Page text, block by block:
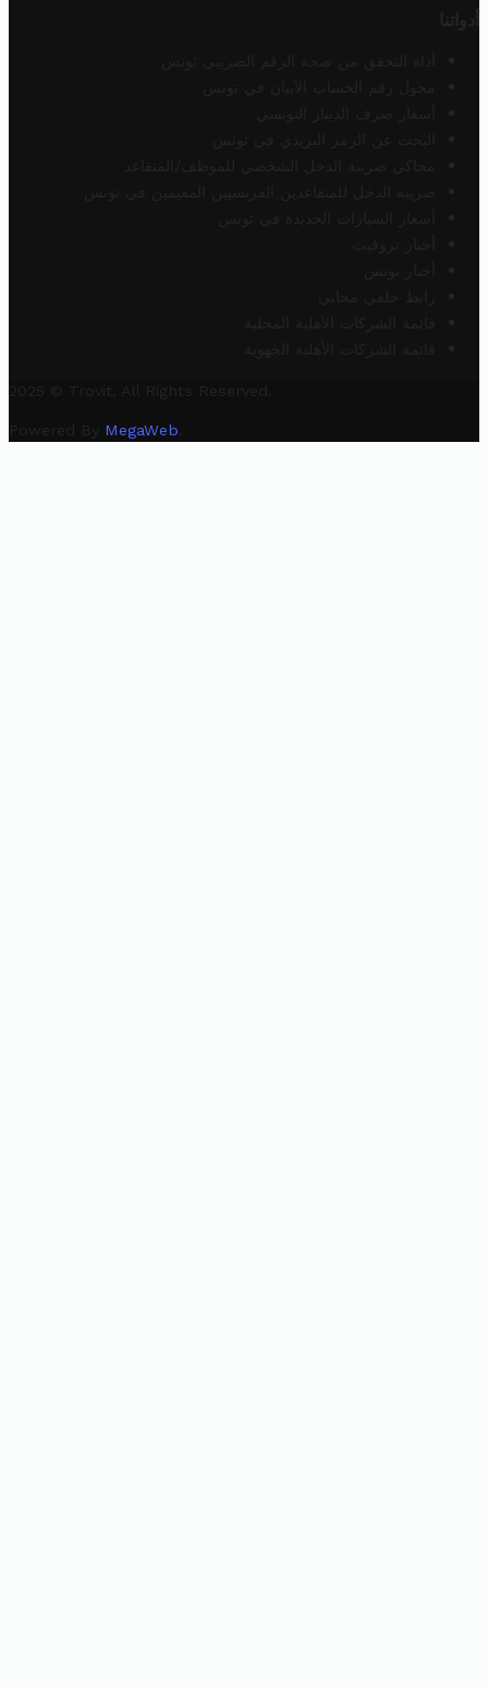
أدواتنا
أداة التحقق من صحة الرقم الضريبي تونس
محول رقم الحساب الآيبان في تونس
أسعار صرف الدينار التونسي
البحث عن الرمز البريدي في تونس
محاكي ضريبة الدخل الشخصي للموظف/المتقاعد
ضريبة الدخل للمتقاعدين الفرنسيين المقيمين في تونس
أسعار السيارات الجديدة في تونس
أخبار تروفيت
أخبار تونس
رابط خلفي مجاني
قائمة الشركات الأهلية المحلية
قائمة الشركات الأهلية الجهوية
2025 © Trovit. All Rights Reserved.
Powered By MegaWeb